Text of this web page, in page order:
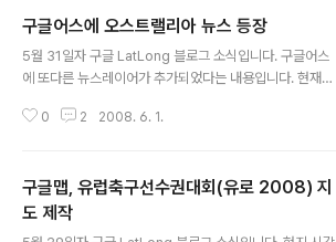
구글어스에 오스트랠리아 뉴스 등장
5월 31일자 구글 LatLong 블로그 소식입니다. 구글어스
에 또다른 뉴스레이어가 추가되었다는 내용입니다. 현재
2가지 뉴스레이어가 존재합니다. 직접 보시려면 단계별 항
(다만, 한글 버전에서는 이들 레이어가 보이지 않습니다.)
이번에 추가된 오스트랠리아 방송국 뉴스는 위에서 설명한
2개의 레이어와는 달리, ABC 어스 사이트에 KML로 올라
0 2 2008. 6. 1.
구글맵, 유럽축구선수권대회(유로 2008) 지
도 제작